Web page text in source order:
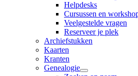
Helpdesks
Cursussen en
Veelgestelde vragen
Reserveer je plek
Archiefstukken
Kaarten
Kranten
Genealogie